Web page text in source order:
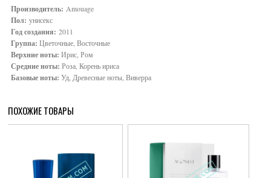
Производитель: Amouage
Пол: унисекс
Год создания: 2011
Группа: Цветочные, Восточные
Верхние ноты: Ирис, Ром
Средние ноты: Роза, Корень ириса
Базовые ноты: Уд, Древесные ноты, Виверра
ПОХОЖИЕ ТОВАРЫ